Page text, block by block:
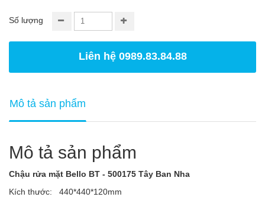
Số lượng
Liên hệ 0989.83.84.88
Mô tả sản phẩm
Mô tả sản phẩm
Chậu rửa mặt Bello BT - 500175 Tây Ban Nha
Kích thước: 440*440*120mm